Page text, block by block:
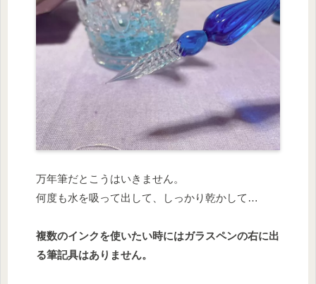
万年筆だとこうはいきません。
何度も水を吸って出して、しっかり乾かして…
複数のインクを使いたい時にはガラスペンの右に出
る筆記具はありません。